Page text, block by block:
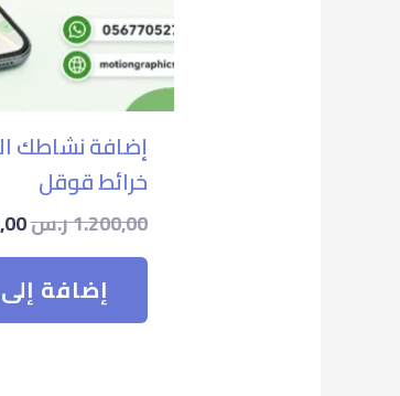
إضافة نشاطك
خرائط قوقل
1.200,00ر.س
إضافة